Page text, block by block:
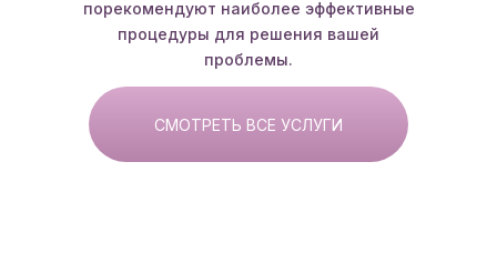
порекомендуют наиболее эффективные
процедуры для решения вашей
проблемы.
СМОТРЕТЬ ВСЕ УСЛУГИ